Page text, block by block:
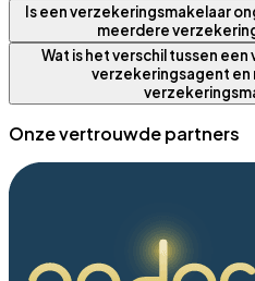
Is een verzekeringsmakelaar
meerdere
Wat is het verschil tussen
verzekeringsagent en
Onze vertrouwde partners